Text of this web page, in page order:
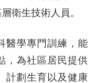
衛生技術人員。
學專門訓練，能
，為社區居民提供
計劃生育以及健康